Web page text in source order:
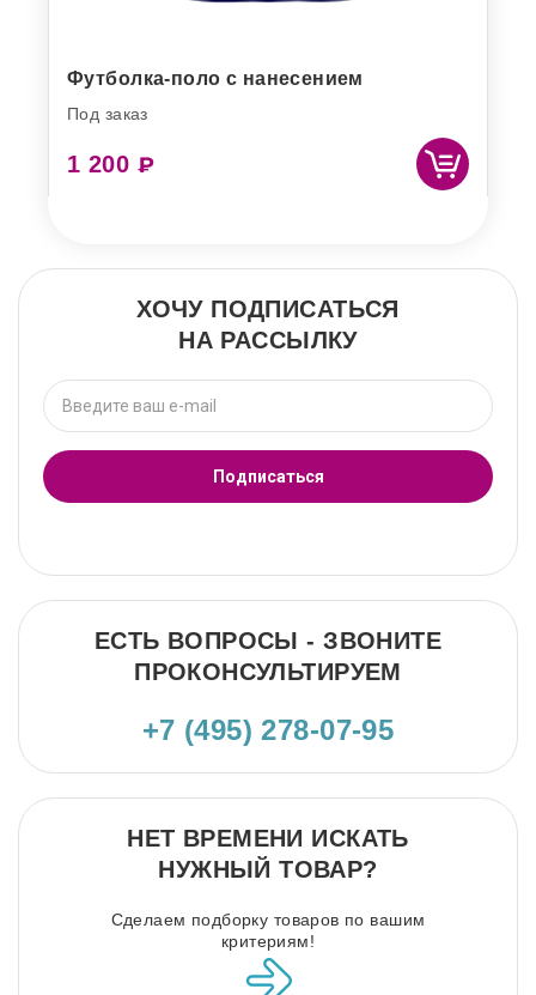
Футболка-поло с нанесением
Под заказ
1 200 ₽
ХОЧУ ПОДПИСАТЬСЯ
НА РАССЫЛКУ
Подписаться
ЕСТЬ ВОПРОСЫ - ЗВОНИТЕ
ПРОКОНСУЛЬТИРУЕМ
+7 (495) 278-07-95
НЕТ ВРЕМЕНИ ИСКАТЬ
НУЖНЫЙ ТОВАР?
Сделаем подборку товаров по вашим
критериям!